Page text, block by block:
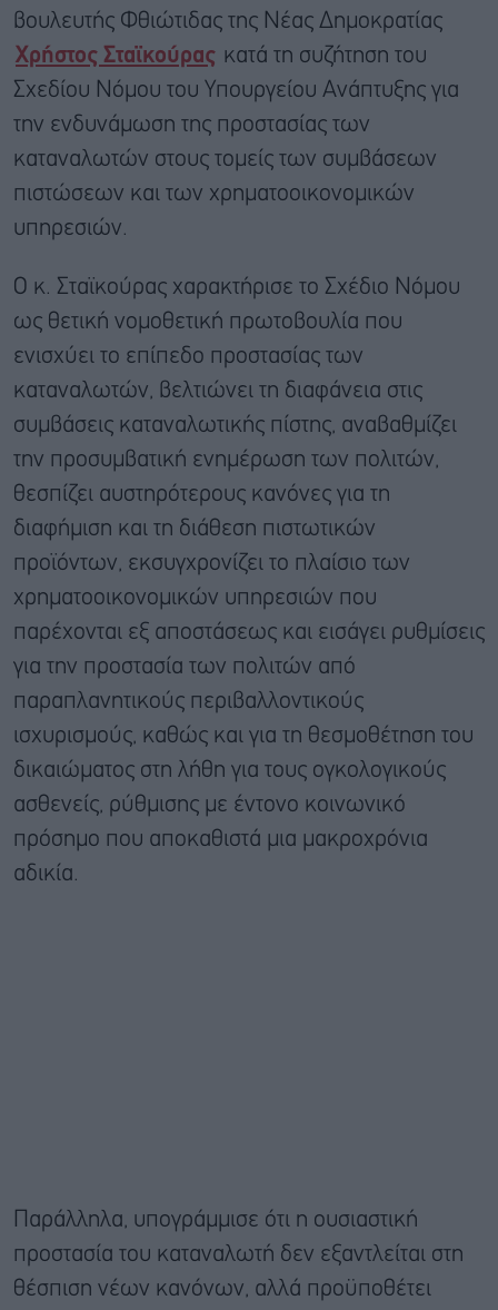
βουλευτής Φθιώτιδας της Νέας Δημοκρατίας
Χρήστος Σταϊκούρας κατά τη συζήτηση του
Σχεδίου Νόμου του Υπουργείου Ανάπτυξης για
την ενδυνάμωση της προστασίας των
καταναλωτών στους τομείς των συμβάσεων
πιστώσεων και των χρηματοοικονομικών
υπηρεσιών.
Ο κ. Σταϊκούρας χαρακτήρισε το Σχέδιο Νόμου
ως θετική νομοθετική πρωτοβουλία που
ενισχύει το επίπεδο προστασίας των
καταναλωτών, βελτιώνει τη διαφάνεια στις
συμβάσεις καταναλωτικής πίστης, αναβαθμίζει
την προσυμβατική ενημέρωση των πολιτών,
θεσπίζει αυστηρότερους κανόνες για τη
διαφήμιση και τη διάθεση πιστωτικών
προϊόντων, εκσυγχρονίζει το πλαίσιο των
χρηματοοικονομικών υπηρεσιών που
παρέχονται εξ αποστάσεως και εισάγει ρυθμίσεις
για την προστασία των πολιτών από
παραπλανητικούς περιβαλλοντικούς
ισχυρισμούς, καθώς και για τη θεσμοθέτηση του
δικαιώματος στη λήθη για τους ογκολογικούς
ασθενείς, ρύθμισης με έντονο κοινωνικό
πρόσημο που αποκαθιστά μια μακροχρόνια
αδικία.
Παράλληλα, υπογράμμισε ότι η ουσιαστική
προστασία του καταναλωτή δεν εξαντλείται στη
θέσπιση νέων κανόνων, αλλά προϋποθέτει